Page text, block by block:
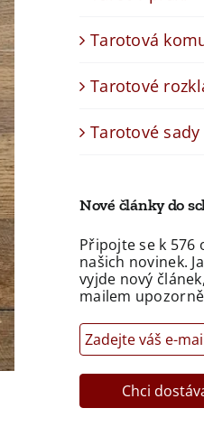
Tarotová
Tarotové
Tarotové sady
Nové články do
Připojte se k 576
našich novinek.
vyjde nový
mailem